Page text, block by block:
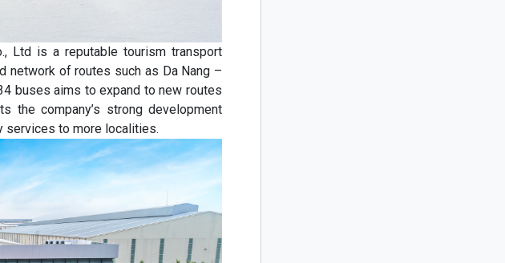
Ltd is a reputable tourism transport
network of routes such as Da Nang –
buses aims to expand to new routes
the company’s strong development
services to more localities.